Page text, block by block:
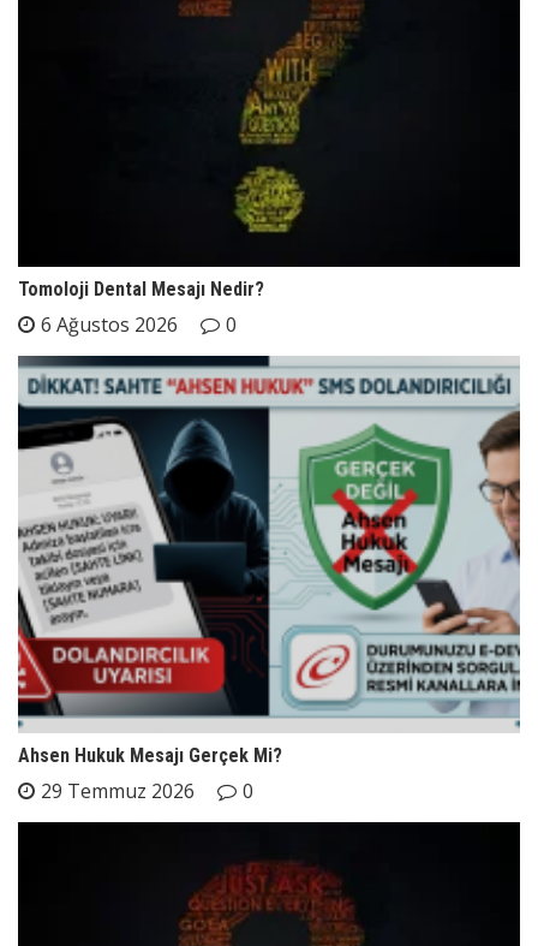
Tomoloji Dental Mesajı Nedir?
6 Ağustos 2026 0
Ahsen Hukuk Mesajı Gerçek Mi?
29 Temmuz 2026 0